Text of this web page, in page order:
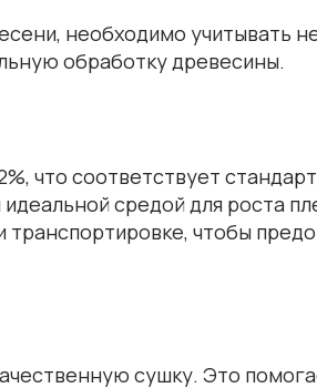
необходимо учитывать
обработку древесины.
что соответствует
средой для роста
чтобы
сушку. Это